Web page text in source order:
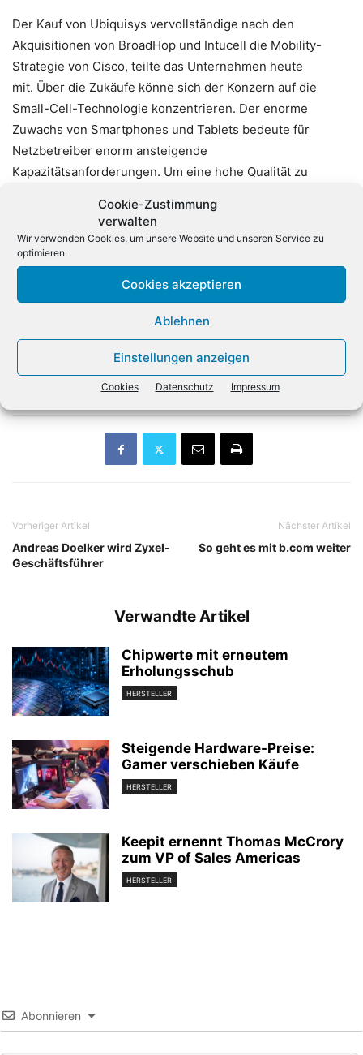
Cookie-Zustimmung
verwalten
Wir verwenden Cookies, um unsere Website und unseren Service zu
optimieren.
Cookies akzeptieren
Ablehnen
Einstellungen anzeigen
Cookies Datenschutz Impressum
Der Kauf von Ubiquisys vervollständige nach den
Akquisitionen von BroadHop und Intucell die Mobility-
Strategie von Cisco, teilte das Unternehmen heute
mit. Über die Zukäufe könne sich der Konzern auf die
Small-Cell-Technologie konzentrieren. Der enorme
Zuwachs von Smartphones und Tablets bedeute für
Netzbetreiber enorm ansteigende
Kapazitätsanforderungen. Um eine hohe Qualität zu
dichte und miniaturisierte Abdeckung bieten. Damit
gewinnt die Technologie kleiner Funkzellen (Small Cell)
wachsende Bedeutung. Diese so genannten Femtozellen
sind kleine Sende- und Empfangsstationen, die teilweise
in privaten Bereichen zum Einsatz kommen und das 3G-
oder 4G-Netz eines Mobilfunkanbieters erweitern. Beim
Netzausbau sollen die kleinen Zellen die Provider
unterstützen, auf günstige Art und Weise die Kapazitäten
Vorheriger Artikel
Andreas Doelker wird Zyxel-
Geschäftsführer
Nächster Artikel
So geht es mit b.com weiter
Verwandte Artikel
Chipwerte mit erneutem
Erholungsschub
HERSTELLER
Steigende Hardware-Preise:
Gamer verschieben Käufe
HERSTELLER
Keepit ernennt Thomas McCrory
zum VP of Sales Americas
HERSTELLER
Abonnieren